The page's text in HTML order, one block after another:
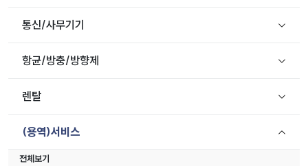
통신/사무기기
항균/방충/방향제
렌탈
(용역)서비스
전체보기